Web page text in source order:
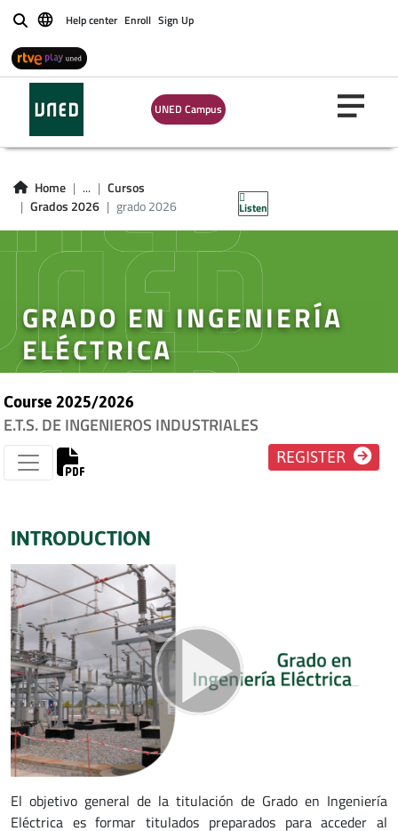
BuscarHelp center Enroll Sign Up
UNED Campus
Home ...
Cursos
Grados 2026
grado 2026 Listen
GRADO EN INGENIERÍA
ELÉCTRICA
Course 2025/2026
E.T.S. DE INGENIEROS INDUSTRIALES
REGISTER
INTRODUCTION
El objetivo general de la titulación de Grado en Ingeniería
Eléctrica es formar titulados preparados para acceder al